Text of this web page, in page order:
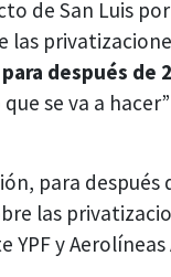
de San Luis
las
después de
se va a
para después
las
y